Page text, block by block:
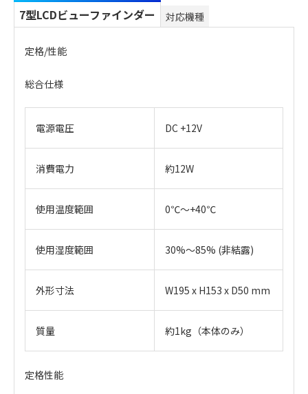
7型LCDビューファインダー 対応機種
定格/性能
総合仕様
電源電圧 DC +12V
消費電力 約12W
使用温度範囲 0℃～+40℃
使用湿度範囲 30%～85% (非結露)
外形寸法 W195 x H153 x D50 mm
質量 約1kg（本体のみ）
定格性能